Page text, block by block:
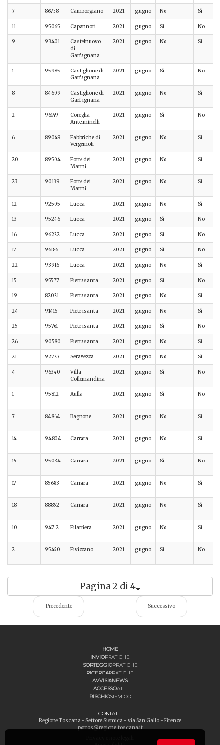
7 86738 Camporgiano 2021 giugno No Sì
11 95065 Capannori 2021 giugno Sì No
9 93401
Castelnuovo
di
Garfagnana
2021 giugno No Sì
1 95985
Castiglione di
Garfagnana
2021 giugno Sì No
8 84609
Castiglione di
Garfagnana
2021 giugno No Sì
2 96149
Coreglia
Antelminelli
2021 giugno Sì No
6 89049
Fabbriche di
Vergemoli
2021 giugno No Sì
20 89504
Forte dei
Marmi
2021 giugno No Sì
23 90139
Forte dei
Marmi
2021 giugno No Sì
12 92505 Lucca 2021 giugno No Sì
13 95246 Lucca 2021 giugno Sì No
16 96222 Lucca 2021 giugno Sì No
17 96186 Lucca 2021 giugno Sì No
22 93916 Lucca 2021 giugno No Sì
15 95577 Pietrasanta 2021 giugno Sì No
19 82021 Pietrasanta 2021 giugno No Sì
24 91416 Pietrasanta 2021 giugno No Sì
25 95761 Pietrasanta 2021 giugno Sì No
26 90580 Pietrasanta 2021 giugno No Sì
21 92727 Seravezza 2021 giugno No Sì
4 96340
Villa
Collemandina
2021 giugno Sì No
1 95812 Aulla 2021 giugno Sì No
7 84864 Bagnone 2021 giugno No Sì
14 94804 Carrara 2021 giugno No Sì
15 95034 Carrara 2021 giugno Sì No
17 85683 Carrara 2021 giugno No Sì
18 88852 Carrara 2021 giugno No Sì
10 94712 Filattiera 2021 giugno No Sì
2 95450 Fivizzano 2021 giugno Sì No
Pagina 2 di 4
Precedente Successivo
HOME
INVIOPRATICHE
SORTEGGIOPRATICHE
RICERCAPRATICHE
AVVISI&NEWS
ACCESSOATTI
RISCHIOSISMICO
CONTATTI
Regione Toscana - Settore Sismica - via San Gallo - Firenze
portos@regione.toscana.it